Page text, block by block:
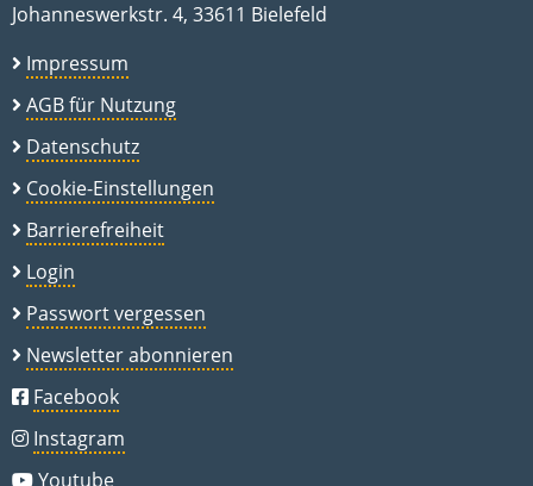
Johanneswerkstr. 4, 33611 Bielefeld
Impressum
AGB für Nutzung
Datenschutz
Cookie-Einstellungen
Barrierefreiheit
Login
Passwort vergessen
Newsletter abonnieren
Facebook
Instagram
Youtube